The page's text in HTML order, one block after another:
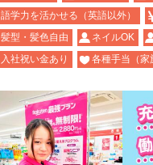
語学力を活かせる（英語以外）
髪型・髪色自由
ネイルOK
入社祝い金あり
各種手当（家